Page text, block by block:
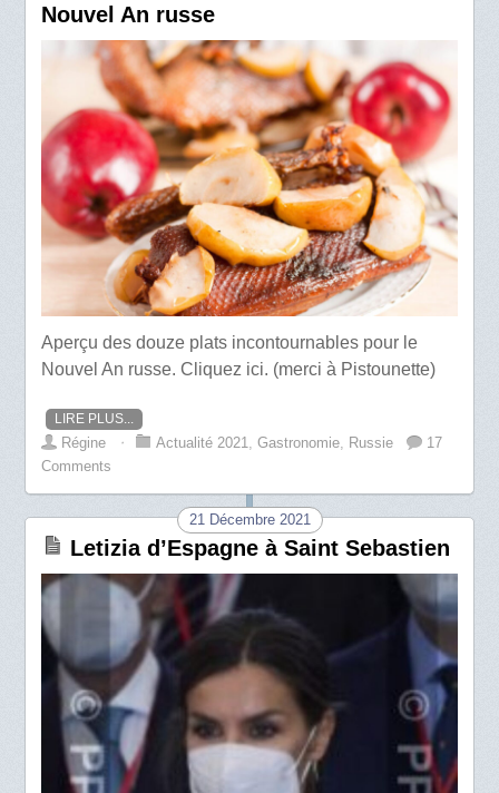
Nouvel An russe
Aperçu des douze plats incontournables pour le
Nouvel An russe. Cliquez ici. (merci à Pistounette)
LIRE PLUS...
Régine ⋅ Actualité 2021 ,Gastronomie Russie
17
Comments
21 Décembre 2021
Letizia d’Espagne à Saint Sebastien